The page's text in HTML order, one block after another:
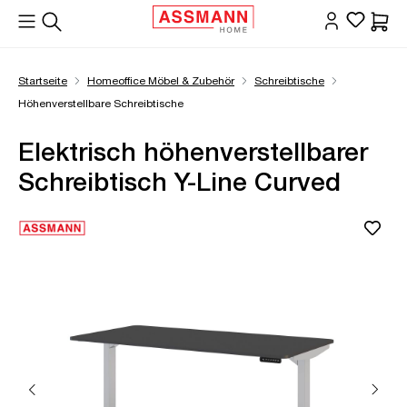
springen
Startseite Homeoffice Möbel & Zubehör
Schreibtische
Höhenverstellbare Schreibtische
Elektrisch höhenverstellbarer
Schreibtisch Y-Line Curved